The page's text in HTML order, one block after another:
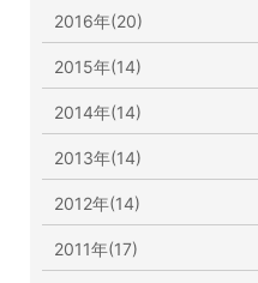
2016年(20)
2015年(14)
2014年(14)
2013年(14)
2012年(14)
2011年(17)